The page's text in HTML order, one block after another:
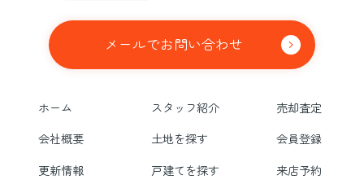
メールでお問い合わせ
ホーム スタッフ紹介
売却査定
会社概要
土地を探す
会員登録
更新情報
戸建てを探す
来店予約